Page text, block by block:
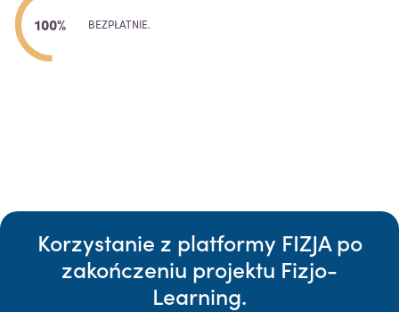
100% BEZPŁATNIE.
Korzystanie z platformy FIZJA po
zakończeniu projektu Fizjo-
Learning.